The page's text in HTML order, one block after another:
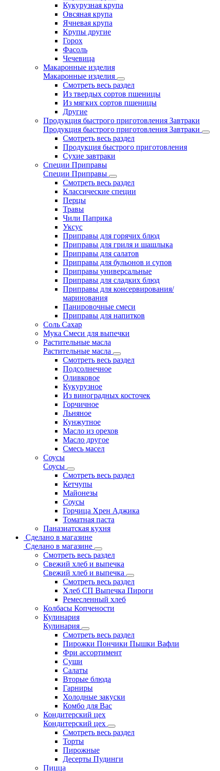
Кукурузная крупа
Овсяная крупа
Ячневая крупа
Крупы другие
Горох
Фасоль
Чечевица
Макаронные изделия
Макаронные изделия
Смотреть весь раздел
Из твердых сортов пшеницы
Из мягких сортов пшеницы
Другие
Продукция быстрого приготовления Завтраки
Продукция быстрого приготовления Завтраки
Смотреть весь раздел
Продукция быстрого приготовления
Сухие завтраки
Специи Приправы
Специи Приправы
Смотреть весь раздел
Классические специи
Перцы
Травы
Чили Паприка
Уксус
Приправы для горячих блюд
Приправы для гриля и шашлыка
Приправы для салатов
Приправы для бульонов и супов
Приправы универсальные
Приправы для сладких блюд
Приправы для консервирования/
маринования
Панировочные смеси
Приправы для напитков
Соль Сахар
Мука Смеси для выпечки
Растительные масла
Растительные масла
Смотреть весь раздел
Подсолнечное
Оливковое
Кукурузное
Из виноградных косточек
Горчичное
Льняное
Кунжутное
Масло из орехов
Масло другое
Смесь масел
Соусы
Соусы
Смотреть весь раздел
Кетчупы
Майонезы
Соусы
Горчица Хрен Аджика
Томатная паста
Паназиатская кухня
Сделано в магазине
Сделано в магазине
Смотреть весь раздел
Свежий хлеб и выпечка
Свежий хлеб и выпечка
Смотреть весь раздел
Хлеб СП Выпечка Пироги
Ремесленный хлеб
Колбасы Копчености
Кулинария
Кулинария
Смотреть весь раздел
Пирожки Пончики Пышки Вафли
Фри ассортимент
Суши
Салаты
Вторые блюда
Гарниры
Холодные закуски
Комбо для Вас
Кондитерский цех
Кондитерский цех
Смотреть весь раздел
Торты
Пирожные
Десерты Пудинги
Пицца